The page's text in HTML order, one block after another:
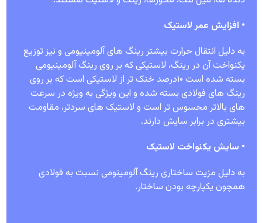
• افزایش عمر لاستیک
به دلیل انتقال حرارت بیشتر رینگ های آلومینیومی و نیز توزیع
یکنواخت آن در رینگ، لاستیکی که بر روی رینگ آلومینیومی
بسته شده است ۱۰درصد خنک تر از لاستیکی است که بر روی
رینگ های فولادی بسته شده و این ویژگی به ویژه در سرعت
های بالاتر محسوس تر است و لاستیک های سردتر، مقاومت
بیشتری در برابر سایش دارند.
• سایش یکنواخت لاستیک
به دلیل مزیت ساختاری رینگ آلومینومی نسبت به فولادی
همچون یکپارچه بودن ساختار.